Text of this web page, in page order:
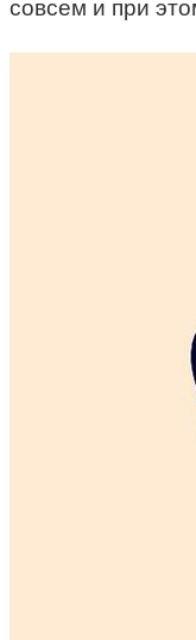
совсем и при